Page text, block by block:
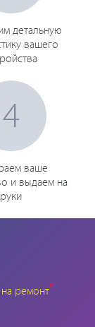
детальную
вашего
4
ваше
и выдаем на
руки
на ремонт*